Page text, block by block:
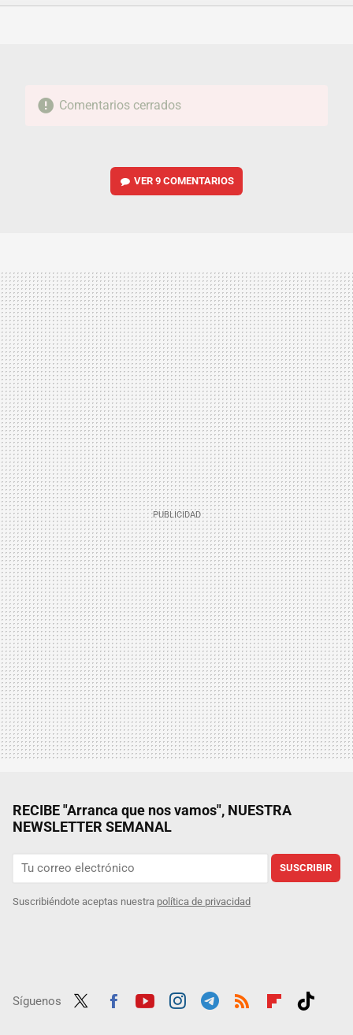
FACEBOOKTWITTERFLIPBOARD
E-
WHATSAPP
Comentarios cerrados
VER9 COMENTARIOS
RECIBE "Arranca que nos vamos", NUESTRA
NEWSLETTER SEMANAL
SUSCRIBIR
Suscribiéndote aceptas nuestra política de privacidad
Síguenos